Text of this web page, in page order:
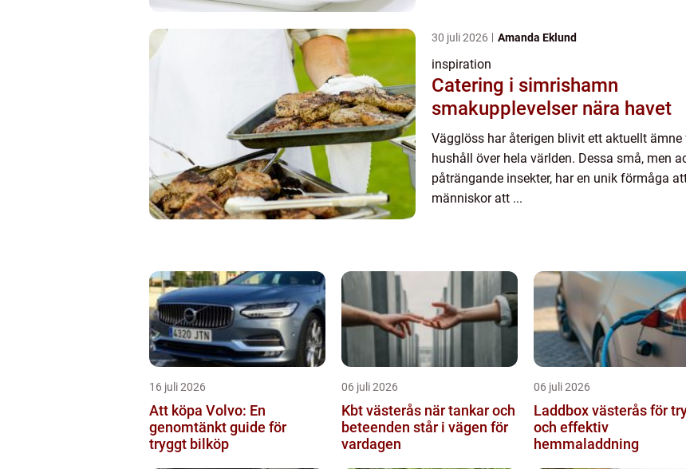
30 juli 2026 Amanda Eklund
inspiration
Catering i simrishamn
smakupplevelser nära havet
Vägglöss har återigen blivit ett aktuellt ämne
hushåll över hela världen. Dessa små, men
påträngande insekter, har en unik förmåga
människor att ...
16 juli 2026
Att köpa Volvo: En
genomtänkt guide för
tryggt bilköp
06 juli 2026
Kbt västerås när tankar och
beteenden står i vägen för
vardagen
06 juli 2026
Laddbox västerås för
och effektiv
hemmaladdning